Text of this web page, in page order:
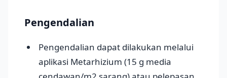
Pengendalian
Pengendalian dapat dilakukan melalui
aplikasi Metarhizium (15 g media